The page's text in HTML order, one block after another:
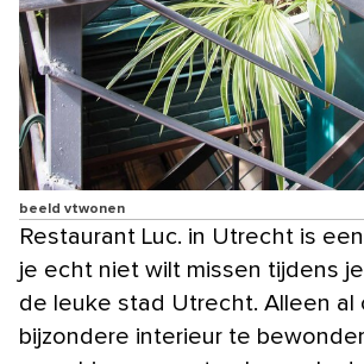
beeld vtwonen
Restaurant Luc. in Utrecht is een adresje dat
je echt niet wilt missen tijdens
de leuke stad Utrecht. Alleen al
bijzondere interieur te